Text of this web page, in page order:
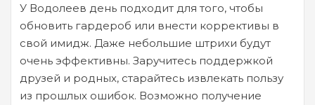
У Водолеев день подходит для того, чтобы
обновить гардероб или внести коррективы в
свой имидж. Даже небольшие штрихи будут
очень эффективны. Заручитесь поддержкой
друзей и родных, старайтесь извлекать пользу
из прошлых ошибок. Возможно получение